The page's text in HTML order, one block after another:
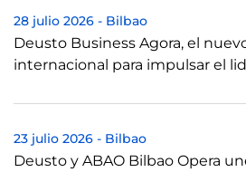
28 julio 2026 - Bilbao
Deusto Business Agora, el
internacional para impulsar el
23 julio 2026 - Bilbao
Deusto y ABAO Bilbao Opera